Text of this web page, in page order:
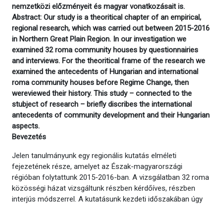
nemzetközi előzményeit és magyar vonatkozásait is.
Abstract: Our study is a theoritical chapter of an empirical,
regional research, which was carried out between 2015-2016
in Northern Great Plain Region. In our investigation we
examined 32 roma community houses by questionnairies
and interviews. For the theoritical frame of the research we
examined the antecedents of Hungarian and international
roma community houses before Regime Change, then
wereviewed their history. This study – connected to the
stubject of research – briefly discribes the international
antecedents of community development and their Hungarian
aspects.
Bevezetés
Jelen tanulmányunk egy regionális kutatás elméleti
fejezetének része, amelyet az Észak-magyarországi
régióban folytattunk 2015-2016-ban. A vizsgálatban 32 roma
közösségi házat vizsgáltunk részben kérdőíves, részben
interjús módszerrel. A kutatásunk kezdeti időszakában úgy